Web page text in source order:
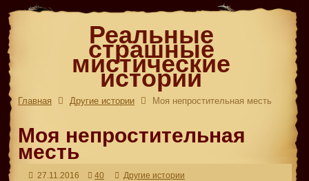
Реальные
страшные
мистические
истории
Главная Другие истории Моя непростительная месть
Моя непростительная
месть
27.11.2016 40 Другие истории